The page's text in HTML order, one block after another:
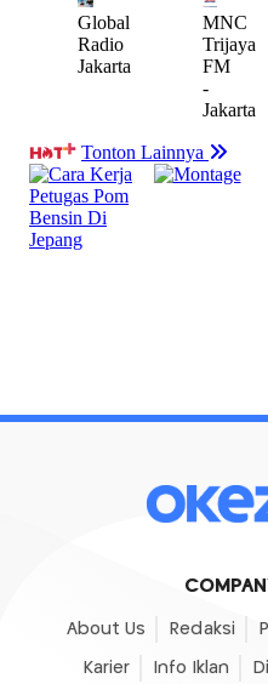
About Us Redaksi
Karier Info Iklan